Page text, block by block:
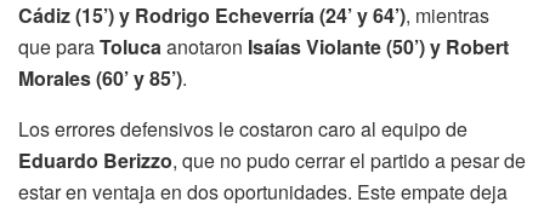
Cádiz (15’) y Rodrigo Echeverría (24’ y 64’), mientras
que paraTolucaanotaron Isaías Violante (50’) y Robert
Morales (60’ y 85’).
Los errores defensivos le costaron caro al equipo de
Eduardo Berizzo, que no pudo cerrar el partido a pesar de
estar en ventaja en dos oportunidades. Este empate deja